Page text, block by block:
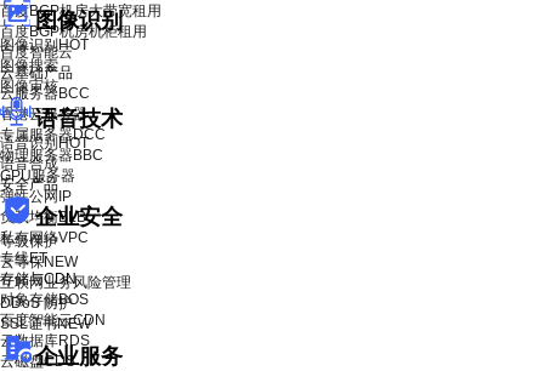
图像识别
图像识别HOT
图像搜索
图像审核
语音技术
语音识别 HOT
语音合成
安全产品
企业安全
等级保护
云等保NEW
互联网业务风险管理
DDoS 防护
SSL证书NEW
企业服务
百度BGP机房大带宽租用
百度BGP机房机柜租用
百度智能云
云基础产品
云服务器BCC
香港云服务器
专属服务器DCC
物理服务器BBC
GPU服务器
弹性公网IP
负载均衡BLB
私有网络VPC
专线ET
存储与CDN
对象存储BOS
百度智能云CDN
云数据库RDS
云磁盘CDS